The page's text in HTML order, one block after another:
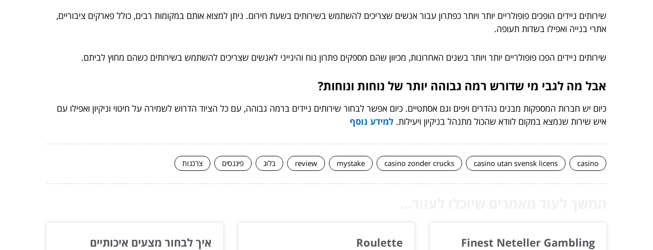
שירותים ניידים הופכים פופולריים יותר ויותר כפתרון עבור אנשים שצריכים להשתמש בשירותים בשעת חירום. ניתן למצוא אותם במקומות רבים, כולל פארקים ציבוריים,
אתרי בנייה ואפילו בשדות תעופה.
שירותים ניידים הפכו פופולריים יותר ויותר בשנים האחרונות, מכיוון שהם מספקים פתרון נוח והיגייני לאנשים שצריכים להשתמש בשירותים כשהם מחוץ לביתם.
אבל מה לגבי מי שדורש רמה גבוהה יותר של נוחות ונוחות?
כיום יש חברות המספקות מבנים נהדרים ויפים וגם אסתטיים. כיום אפשר לבחור שירותים ניידים ברמה גבוהה, עם כל הציוד הדרוש לשמירה על חיטוי וניקיון ואפילו עם
איש שירות שנמצא במקום לוודא שהכול מתנהל בניקיון ויעילות. למידע נוסף
casino
casino utan svensk licens
casino zonder crucks
mystake
review בלוג פיננסים צרכנות
Finest Neteller Gambling
Roulette
איך לבחור מצעים איכותיים